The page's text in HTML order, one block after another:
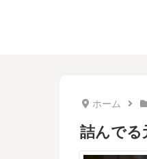
ホーム
詰んでる